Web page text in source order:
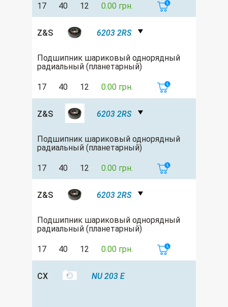
17 40 12 0.00 грн.
Z&S 6203 2RS
Подшипник шариковый однорядный
радиальный (планетарный)
17 40 12 0.00 грн.
Z&S 6203 2RS
Подшипник шариковый однорядный
радиальный (планетарный)
17 40 12 0.00 грн.
Z&S 6203 2RS
Подшипник шариковый однорядный
радиальный (планетарный)
17 40 12 0.00 грн.
CX NU 203 E